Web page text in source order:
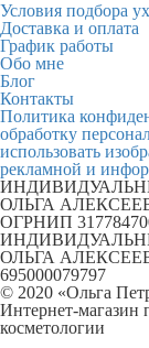
Условия подбора
Доставка и оплата
График работы
Обо мне
Блог
Контакты
Политика
обработку
использовать
рекламной и
ОЛЬГА
ОГРНИП
ОЛЬГА
695000079797
© 2020 «Ольга
Интернет-магазин
косметологии